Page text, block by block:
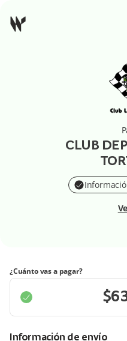
CLUB
¿Cuánto vas a pagar?
Información de envío